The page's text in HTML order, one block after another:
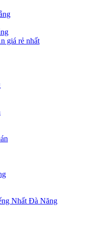
giá rẻ nhất
Nhất Đà Năng